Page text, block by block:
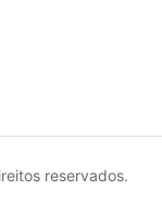
reservados.